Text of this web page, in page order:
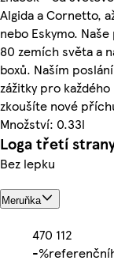
Algida a Cornetto,
nebo Eskymo.
80 zemích světa a
boxů. Naším
zážitky pro
zkoušíte nové
Množství: 0.33l
Loga třetí
Bez lepku
Meruňka
470 112
-%